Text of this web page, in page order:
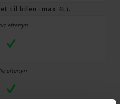
til bilen (max 4L).